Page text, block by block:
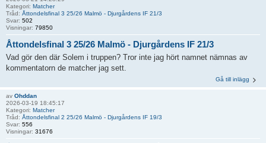
Kategori: Matcher
Tråd: Åttondelsfinal 3 25/26 Malmö - Djurgårdens IF 21/3
Svar: 502
Visningar: 79850
Åttondelsfinal 3 25/26 Malmö - Djurgårdens IF 21/3
Vad gör den där Solem i truppen? Tror inte jag hört namnet nämnas av
kommentatorn de matcher jag sett.
Gå till inlägg
av Ohddan
2026-03-19 18:45:17
Kategori: Matcher
Tråd: Åttondelsfinal 2 25/26 Malmö - Djurgårdens IF 19/3
Svar: 556
Visningar: 31676